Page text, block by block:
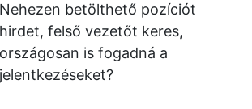
Nehezen betölthető pozíciót
hirdet, felső vezetőt keres,
országosan is fogadná a
jelentkezéseket?